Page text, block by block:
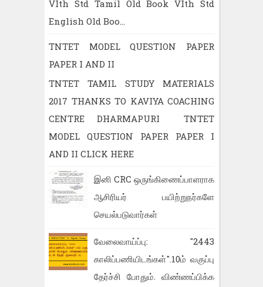
VIth Std Tamil Old Book VIth Std
English Old Boo...
TNTET MODEL QUESTION PAPER
PAPER I AND II
TNTET TAMIL STUDY MATERIALS
2017 THANKS TO KAVIYA COACHING
CENTRE DHARMAPURI TNTET
MODEL QUESTION PAPER PAPER I
AND II CLICK HERE
இனி CRC ஒருங்கிணைப்பாளராக
ஆசிரியர் பயிற்றுநர்களே
செயல்படுவார்கள்
வேலைவாய்ப்பு: "2443
காலிப்பணியிடங்கள்".10ம் வகுப்பு
தேர்ச்சி போதும். விண்ணப்பிக்க